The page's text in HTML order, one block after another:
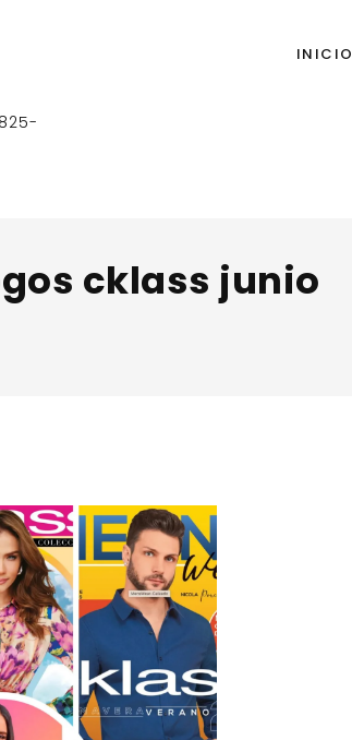
INICIO
cklass junio